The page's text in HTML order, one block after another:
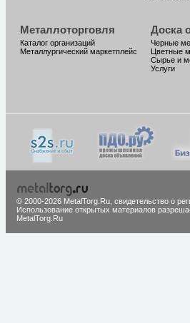
Металлоторговля
Каталог организаций
Металлургический маркетплейс
Доска
Черные
Цветные
Сырье и
Услуги
© 2000-2026 MetalTorg.Ru, cвидетельство о
Использование открытых материалов
MetalTorg.Ru